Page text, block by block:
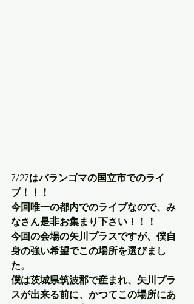
7/27はバランゴマの国立市でのライ
ブ！！！
今回唯一の都内でのライブなので、み
なさん是非お集まり下さい！！！
今回の会場の矢川プラスですが、僕自
身の強い希望でこの場所を選びまし
た。
僕は茨城県筑波郡で産まれ、矢川プラ
スが出来る前に、かつてこの場所にあ